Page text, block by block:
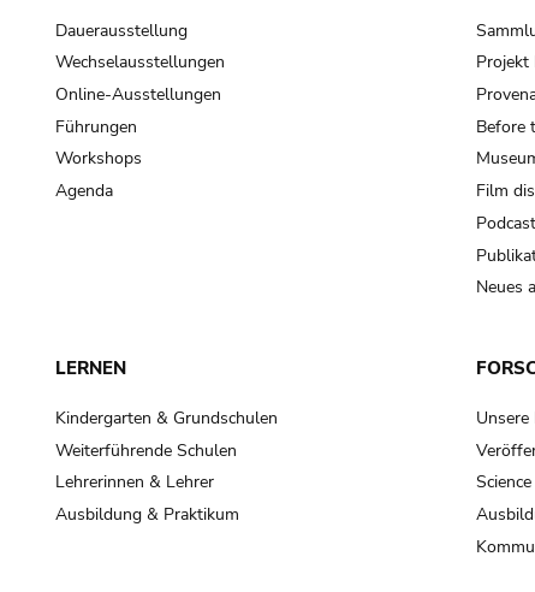
Dauerausstellung
Wechselausstellungen
Online-Ausstellungen
Führungen
Workshops
Agenda
Projekt
Before
Film
Neues
LERNEN
Kindergarten & Grundschulen
Weiterführende Schulen
Lehrerinnen & Lehrer
Ausbildung & Praktikum